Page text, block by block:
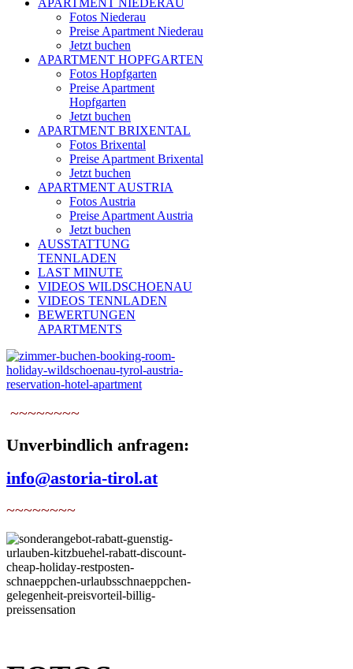
Fotos Niederau
Preise Apartment Niederau
Jetzt buchen
APARTMENT HOPFGARTEN
Fotos Hopfgarten
Preise Apartment
Hopfgarten
Jetzt buchen
APARTMENT BRIXENTAL
Fotos Brixental
Preise Apartment Brixental
Jetzt buchen
APARTMENT AUSTRIA
Fotos Austria
Preise Apartment Austria
Jetzt buchen
AUSSTATTUNG
TENNLADEN
LAST MINUTE
VIDEOS WILDSCHOENAU
VIDEOS TENNLADEN
BEWERTUNGEN
APARTMENTS
~~~~~~~~
Unverbindlich anfragen:
info@astoria-tirol.at
~~~~~~~~